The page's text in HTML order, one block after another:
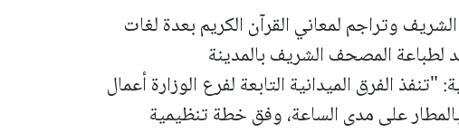
وتراجم لمعاني القرآن الكريم بعدة لغات
لطباعة المصحف الشريف بالمدينة
"تنفذ الفرق الميدانية التابعة لفرع الوزارة أعمال
على مدى الساعة، وفق خطة تنظيمية